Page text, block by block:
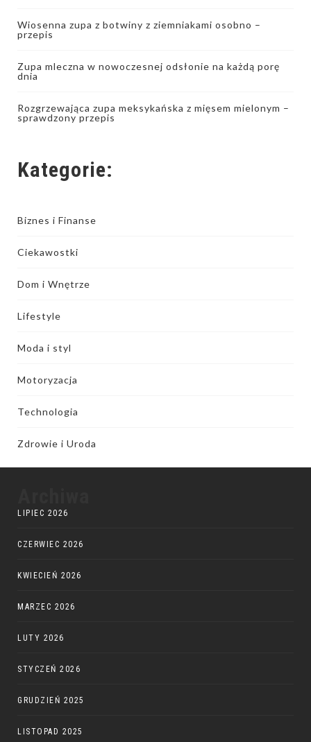
Wiosenna zupa z botwiny z ziemniakami osobno –
przepis
Zupa mleczna w nowoczesnej odsłonie na każdą porę
dnia
Rozgrzewająca zupa meksykańska z mięsem mielonym –
sprawdzony przepis
Kategorie:
Biznes i Finanse
Ciekawostki
Dom i Wnętrze
Lifestyle
Moda i styl
Motoryzacja
Technologia
Zdrowie i Uroda
LIPIEC 2026
CZERWIEC 2026
KWIECIEŃ 2026
MARZEC 2026
LUTY 2026
STYCZEŃ 2026
GRUDZIEŃ 2025
LISTOPAD 2025